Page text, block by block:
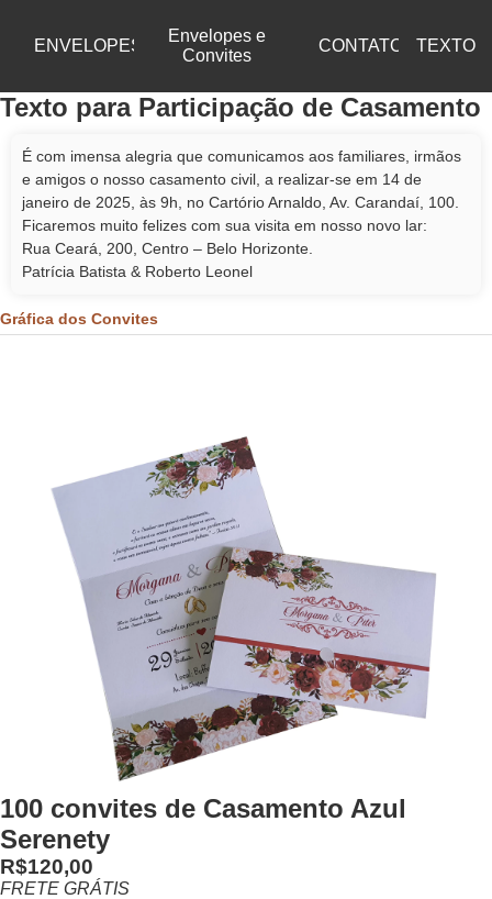
ENVELOPES
Envelopes e
Convites
CONTATO TEXTO
Texto para Participação de Casamento
É com imensa alegria que comunicamos aos familiares, irmãos
e amigos o nosso casamento civil, a realizar-se em 14 de
janeiro de 2025, às 9h, no Cartório Arnaldo, Av. Carandaí, 100.
Ficaremos muito felizes com sua visita em nosso novo lar:
Rua Ceará, 200, Centro – Belo Horizonte.
Patrícia Batista & Roberto Leonel
Gráfica dos Convites
100 convites de Casamento Azul
Serenety
R$120,00
FRETE GRÁTIS